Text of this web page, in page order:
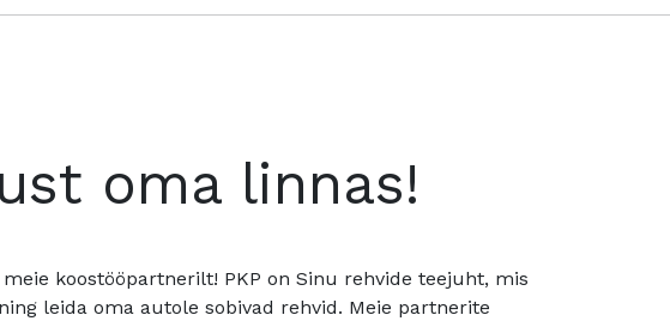
oma linnas!
koostööpartnerilt! PKP on Sinu rehvide teejuht, mis
leida oma autole sobivad rehvid. Meie partnerite